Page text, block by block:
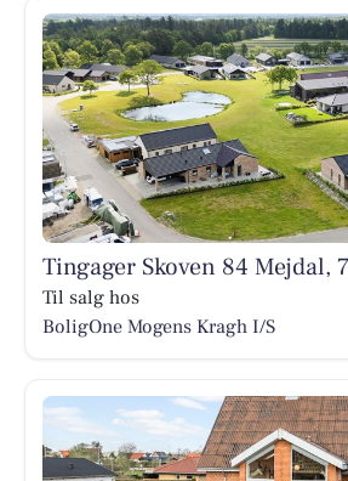
Tingager Skoven 84 Mejdal,
Til salg hos
BoligOne Mogens Kragh I/S